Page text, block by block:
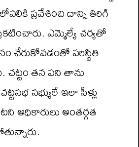
ప్రవేశించి దాన్ని తిరిగి
ఎమ్మెల్యే చర్యతో
చేరుకోవడంతో పరిస్థితి
చట్టం తన పని తాను
సభ్యులే ఇలా సీళ్లు
అధికారులు అంతర్గత